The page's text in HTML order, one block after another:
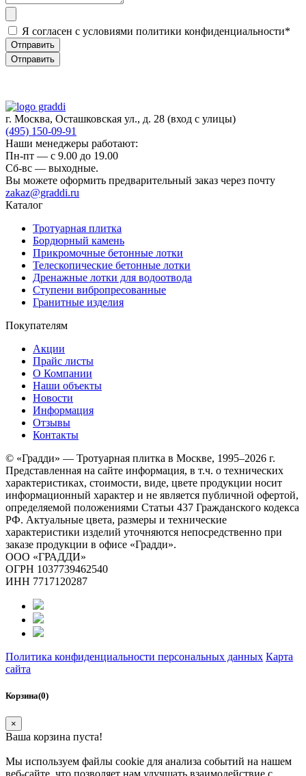
Я согласен с условиями политики конфиденциальности*
Отправить
Отправить
г. Москва, Осташковская ул., д. 28 (вход с улицы)
(495) 150-09-91
Наши менеджеры работают:
Пн-пт — c 9.00 до 19.00
Сб-вс — выходные.
Вы можете оформить предварительный заказ через почту
zakaz@graddi.ru
Каталог
Тротуарная плитка
Бордюрный камень
Прикромочные бетонные лотки
Телескопические бетонные лотки
Дренажные лотки для водоотвода
Ступени вибропресованные
Гранитные изделия
Покупателям
Акции
Прайс листы
О Компании
Наши объекты
Новости
Информация
Отзывы
Контакты
© «Градди» — Тротуарная плитка в Москве, 1995–2026 г.
Представленная на сайте информация, в т.ч. о технических
характеристиках, стоимости, виде, цвете продукции носит
информационный характер и не является публичной офертой,
определяемой положениями Статьи 437 Гражданского кодекса
РФ. Актуальные цвета, размеры и технические
характеристики изделий уточняются непосредственно при
заказе продукции в офисе «Градди».
ООО «ГРАДДИ»
ОГРН 1037739462540
ИНН 7717120287
Политика конфиденциальности персональных данных Карта
сайта
Корзина(0)
×
Ваша корзина пуста!
Мы используем файлы cookie для анализа событий на нашем